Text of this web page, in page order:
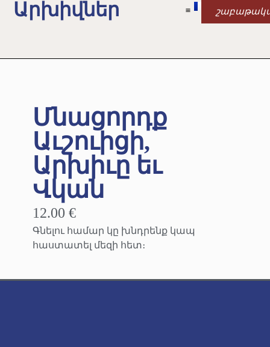
Արխիվներ
Մնացորդք
Աւշուիցի,
Արխիւը եւ
Վկան
12.00 €
Գնելու համար կը խնդրենք կապ
հաստատել մեզի հետ։